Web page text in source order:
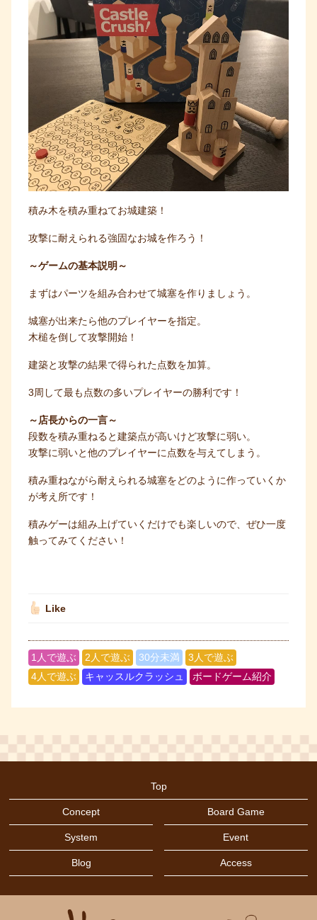
積み木を積み重ねてお城建築！
攻撃に耐えられる強固なお城を作ろう！
～ゲームの基本説明～
まずはパーツを組み合わせて城塞を作りましょう。
城塞が出来たら他のプレイヤーを指定。
木槌を倒して攻撃開始！
建築と攻撃の結果で得られた点数を加算。
3周して最も点数の多いプレイヤーの勝利です！
～店長からの一言～
段数を積み重ねると建築点が高いけど攻撃に弱い。
攻撃に弱いと他のプレイヤーに点数を与えてしまう。
積み重ねながら耐えられる城塞をどのように作っていくか
が考え所です！
積みゲーは組み上げていくだけでも楽しいので、ぜひ一度
触ってみてください！
Like
1人で遊ぶ 2人で遊ぶ 30分未満
3人で遊ぶ
4人で遊ぶ
キャッスルクラッシュ ボードゲーム紹介
Top
Concept Board Game
System Event
Blog Access